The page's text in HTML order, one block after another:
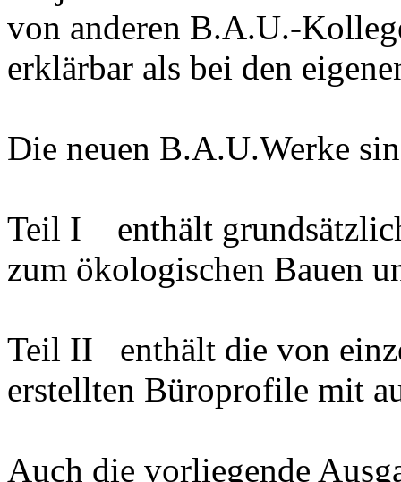
von anderen B.A.U.-
erklärbar als bei den
Die neuen B.A.U.Werke
Teil I enthält
zum ökologischen Bauen
Teil II enthält die von
erstellten Büroprofile mit
Auch die vorliegende